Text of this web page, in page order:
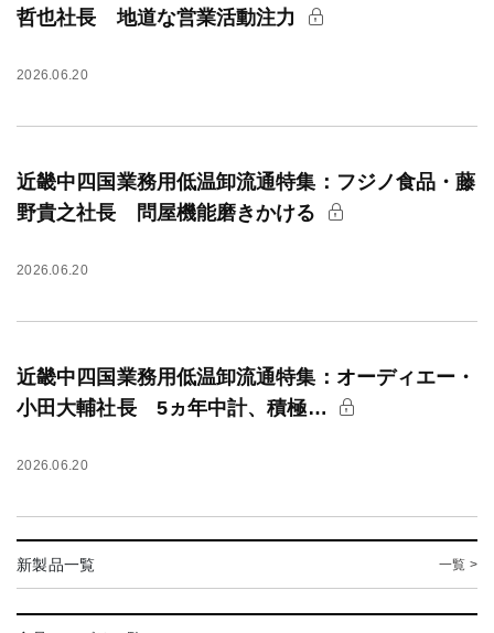
哲也社長 地道な営業活動注力
2026.06.20
近畿中四国業務用低温卸流通特集：フジノ食品・藤
野貴之社長 問屋機能磨きかける
2026.06.20
近畿中四国業務用低温卸流通特集：オーディエー・
小田大輔社長 5ヵ年中計、積極…
2026.06.20
新製品一覧 一覧 >